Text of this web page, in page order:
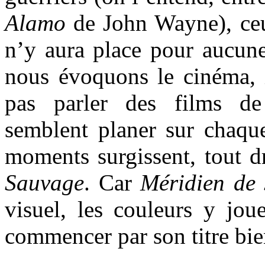
Alamo de John Wayne),
n’y aura place pour
nous évoquons le
pas parler des films
semblent planer sur
moments surgissent, tout
Sauvage. Car Méridien de
visuel, les couleurs y
commencer par son titre